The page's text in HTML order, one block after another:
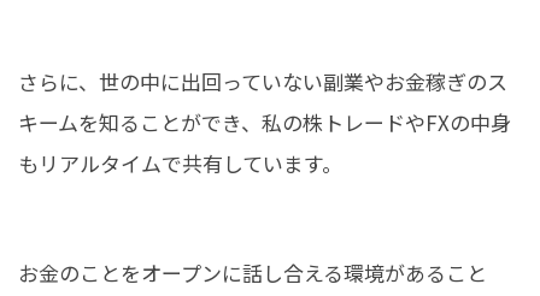
さらに、世の中に出回っていない副業やお金稼ぎのス
キームを知ることができ、私の株トレードやFXの中身
もリアルタイムで共有しています。
お金のことをオープンに話し合える環境があること